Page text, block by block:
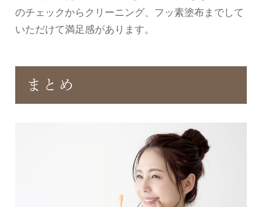
のチェックからクリーニング、フッ素塗布までして
いただけて満足感があります。
まとめ